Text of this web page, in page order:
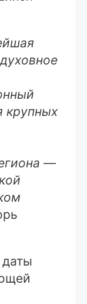
крупных
—